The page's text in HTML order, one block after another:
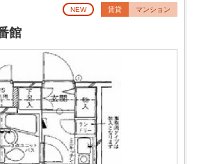
NEW 賃貸 マンション
館